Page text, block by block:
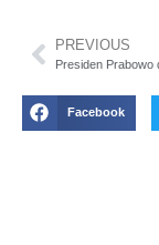
PREVIOUS
Facebook